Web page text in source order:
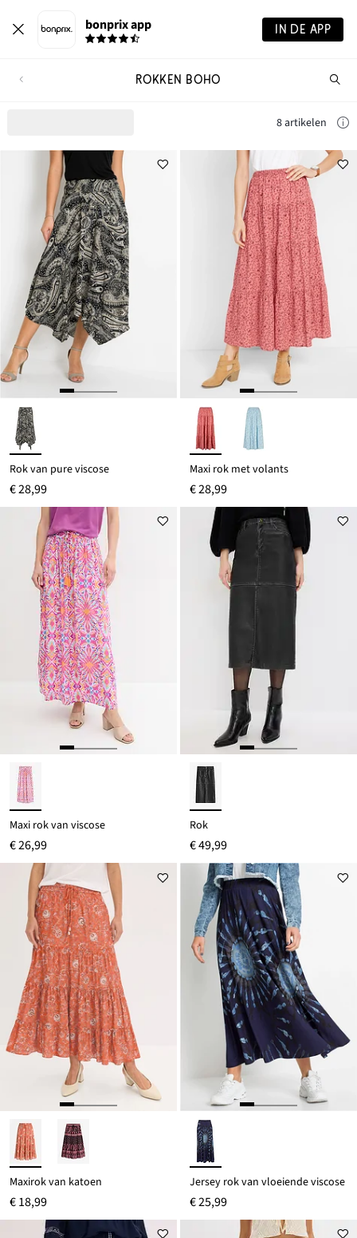
bonprix app IN DE APP
je?
ROKKEN BOHO
8 artikelen
Rok van pure viscose
€ 28,99
Maxi rok met volants
€ 28,99
Maxi rok van viscose
€ 26,99
Rok
€ 49,99
Maxirok van katoen
€ 18,99
Jersey rok van vloeiende viscose
€ 25,99